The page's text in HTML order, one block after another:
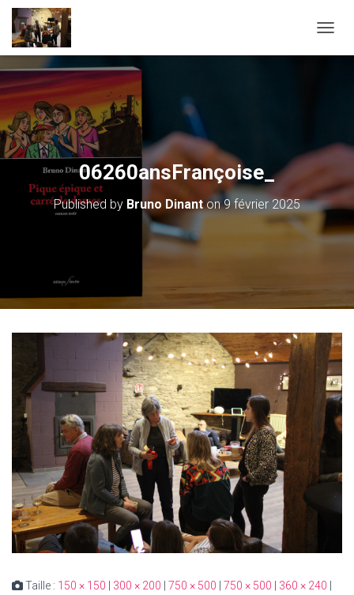
06260ansFrançoise_
Published by Bruno Dinanton9 février 2025
Taille : 150 × 150 300 × 200 750 × 500 750 × 500 360 × 240